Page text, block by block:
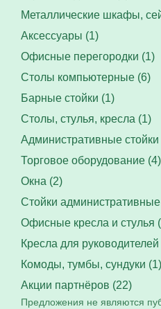
Металлические шкафы,
Аксессуары (1)
Офисные перегородки (1)
Столы компьютерные (6)
Барные стойки (1)
Столы, стулья, кресла (1)
Административные стойки
Торговое оборудование (4)
Окна (2)
Стойки
Офисные кресла и стулья
Кресла для руководителей
Комоды, тумбы, сундуки (1)
Акции партнёров (22)
Предложения не являются